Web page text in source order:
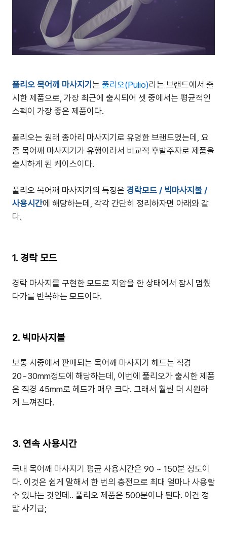
풀리오 목어깨 마사지기 는 풀리오(Pulio)라는 브랜드에서 출
시한 제품으로, 가장 최근에 출시되어 셋 중에서는 평균적인
스펙이 가장 좋은 제품이다.
풀리오는 원래 종아리 마사지기로 유명한 브랜드였는데, 요
즘 목어깨 마사지기가 유행이라서 비교적 후발주자로 제품을
출시하게 된 케이스이다.
풀리오 목어깨 마사지기의 특징은 경락모드 / 빅마사지볼 /
사용시간에 해당하는데, 각각 간단히 정리하자면 아래와 같
다.
1. 경락 모드
경락 마사지를 구현한 모드로 지압을 한 상태에서 잠시 멈췄
다가를 반복하는 모드이다.
2. 빅마사지볼
보통 시중에서 판매되는 목어깨 마사지기 헤드는 직경
20~30mm정도에 해당하는데, 이번에 풀리오가 출시한 제품
은 직경 45mm로 헤드가 매우 크다. 그래서 훨씬 더 시원하
게 느껴진다.
3. 연속 사용시간
국내 목어깨 마사지기 평균 사용시간은 90 ~ 150분 정도이
다. 이것은 쉽게 말해서 한 번의 충전으로 최대 얼마나 사용할
수 있냐는 것인데.. 풀리오 제품은 500분이나 된다. 이건 정
말 사기급;